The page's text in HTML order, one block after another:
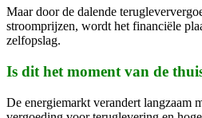
Maar door de dalende
stroomprijzen, wordt het financiële
zelfopslag.
Is dit het moment van de
De energiemarkt verandert langzaam